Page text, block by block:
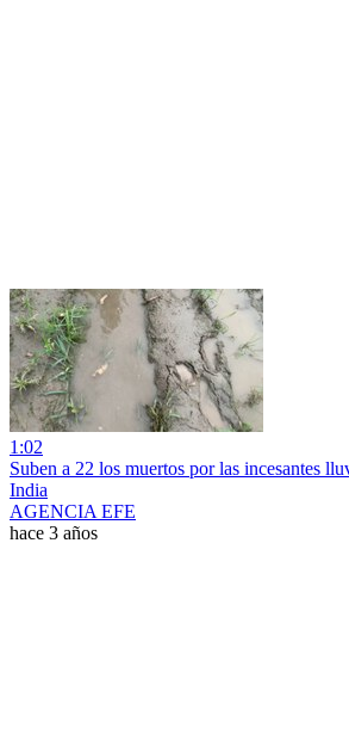
1:02
Suben a 22 los muertos por las incesantes
India
AGENCIA EFE
hace 3 años